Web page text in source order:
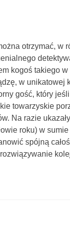
otrzymać, w
kogoś takiego
w unikatowej
gość, który
towarzyskie
Na razie
roku) w
spójną